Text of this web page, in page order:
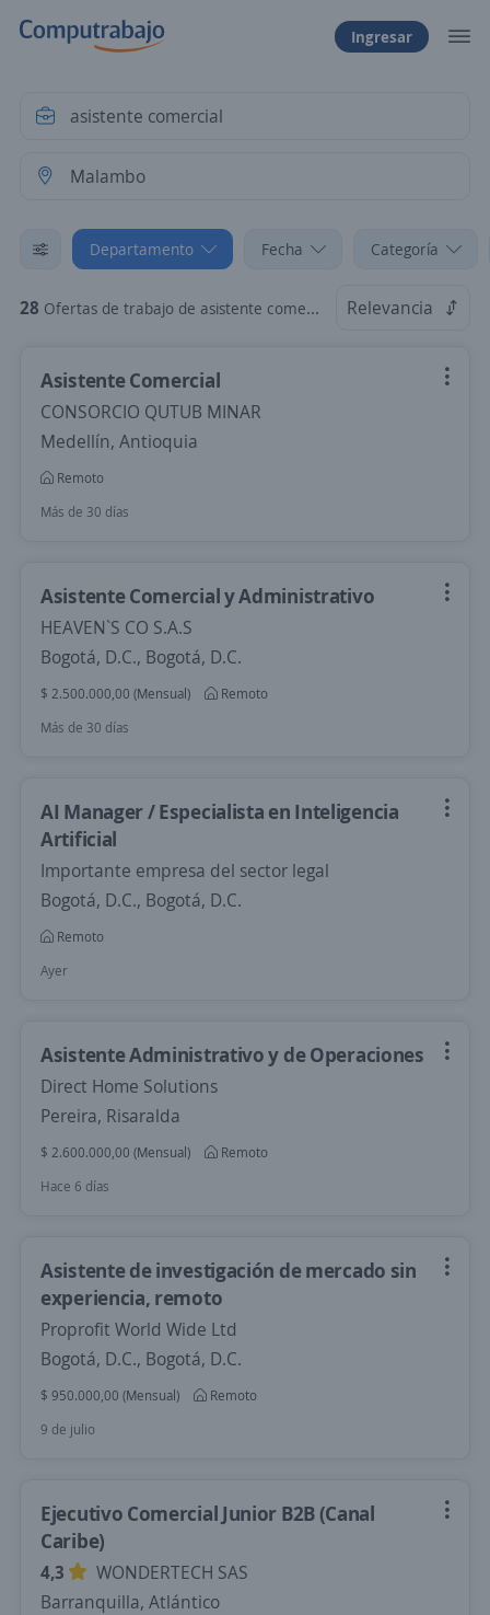
Ingresar
Departamento Fecha Categoría
28 Ofertas de trabajo de asistente comercial en Malambo, Atlántico Relevancia
Asistente Comercial
CONSORCIO QUTUB MINAR
Medellín, Antioquia
Remoto
Más de 30 días
Asistente Comercial y Administrativo
HEAVEN`S CO S.A.S
Bogotá, D.C., Bogotá, D.C.
$ 2.500.000,00 (Mensual)
Remoto
Más de 30 días
AI Manager / Especialista en Inteligencia
Artificial
Importante empresa del sector legal
Bogotá, D.C., Bogotá, D.C.
Remoto
Ayer
Asistente Administrativo y de Operaciones
Direct Home Solutions
Pereira, Risaralda
$ 2.600.000,00 (Mensual)
Remoto
Hace 6 días
Asistente de investigación de mercado sin
experiencia, remoto
Proprofit World Wide Ltd
Bogotá, D.C., Bogotá, D.C.
$ 950.000,00 (Mensual)
Remoto
9 de julio
Ejecutivo Comercial Junior B2B (Canal
Caribe)
4,3
WONDERTECH SAS
Barranquilla, Atlántico